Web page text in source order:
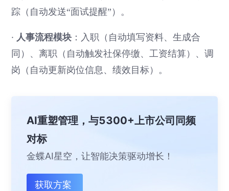
踪（自动发送“面试提醒”）。
· 人事流程模块 ：入职（自动填写资料、生成合
同）、离职（自动触发社保停缴、工资结算）、调
岗（自动更新岗位信息、绩效目标）。
AI重塑管理，与5300+上市公司同频
对标
金蝶AI星空，让智能决策驱动增长！
获取方案